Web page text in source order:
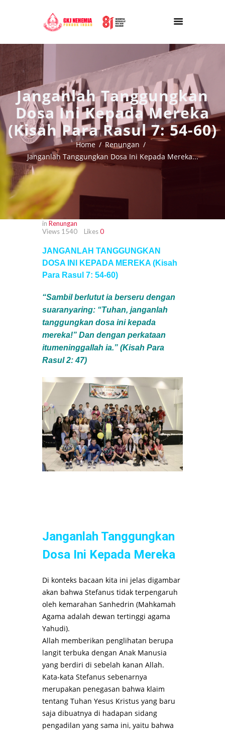
Janganlah Tanggungkan
Dosa Ini Kepada Mereka
(Kisah Para Rasul 7: 54-60)
Home
Renungan
Janganlah Tanggungkan Dosa Ini Kepada Mereka...
in Renungan
Views 1540 Likes0
JANGANLAH TANGGUNGKAN
DOSA INI KEPADA MEREKA (Kisah
Para Rasul 7: 54-60)
“Sambil berlutut ia berseru dengan
suaranyaring: “Tuhan, janganlah
tanggungkan dosa ini kepada
mereka!” Dan dengan perkataan
itumeninggallah ia.” (Kisah Para
Rasul 2: 47)
Janganlah Tanggungkan
Dosa Ini Kepada Mereka
Di konteks bacaan kita ini jelas digambar
akan bahwa Stefanus tidak terpengaruh
oleh kemarahan Sanhedrin (Mahkamah
Agama adalah dewan tertinggi agama
Yahudi).
Allah memberikan penglihatan berupa
langit terbuka dengan Anak Manusia
yang berdiri di sebelah kanan Allah.
Kata-kata Stefanus sebenarnya
merupakan penegasan bahwa klaim
tentang Tuhan Yesus Kristus yang baru
saja dibuatnya di hadapan sidang
pengadilan yang sama ini, yaitu bahwa